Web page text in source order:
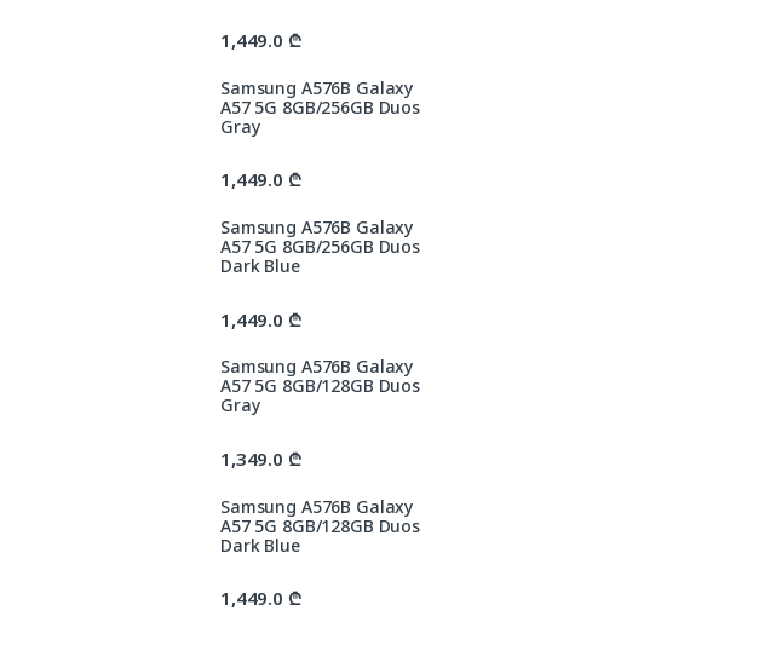
1,449.0 ₾
Samsung A576B Galaxy
A57 5G 8GB/256GB Duos
Gray
1,449.0 ₾
Samsung A576B Galaxy
A57 5G 8GB/256GB Duos
Dark Blue
1,449.0 ₾
Samsung A576B Galaxy
A57 5G 8GB/128GB Duos
Gray
1,349.0 ₾
Samsung A576B Galaxy
A57 5G 8GB/128GB Duos
Dark Blue
1,449.0 ₾